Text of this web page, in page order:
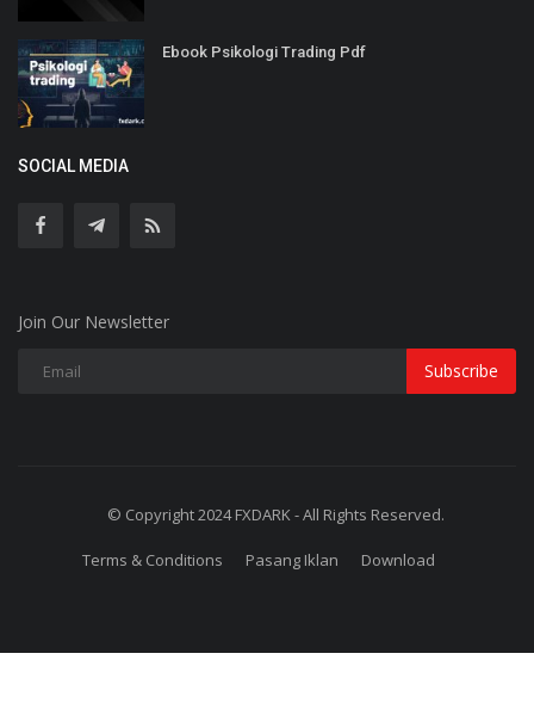
Ebook Psikologi Trading Pdf
SOCIAL MEDIA
Join Our Newsletter
Subscribe
© Copyright 2024 FXDARK - All Rights Reserved.
Terms & Conditions Pasang Iklan Download